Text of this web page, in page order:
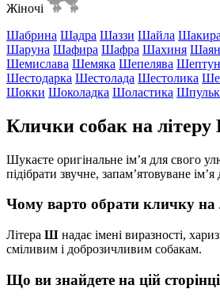
Жіночі
Шабрина Шадра Шаззи Шайла Шакира
Шаруна Шафира Шафра Шахиня
Шемислава Шемяка Шепелява
Шестодарка Шестолада Шестолика
Шокки Шоколадка Шоластика
Клички собак на
Шукаєте оригінальне ім’я для свого
підібрати звучне, запам’ятовуване
Чому варто обрати кличку на
Літера Ш надає імені виразності,
сміливим і доброзичливим собакам.
Що ви знайдете на цій